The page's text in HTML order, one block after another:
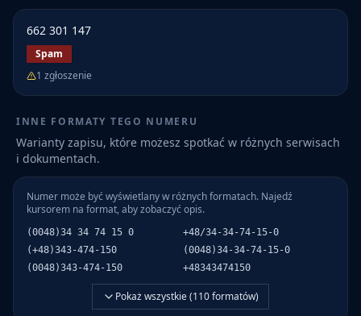
662 301 147
Spam
1 zgłoszenie
INNE FORMATY TEGO NUMERU
Warianty zapisu, które możesz spotkać w różnych serwisach
i dokumentach.
Numer może być wyświetlany w różnych formatach. Najedź
kursorem na format, aby zobaczyć opis.
(0048)34 34 74 15 0
+48/34-34-74-15-0
(+48)343-474-150
(0048)34-34-74-15-0
(0048)343-474-150
+48343474150
Pokaż wszystkie (110formatów)